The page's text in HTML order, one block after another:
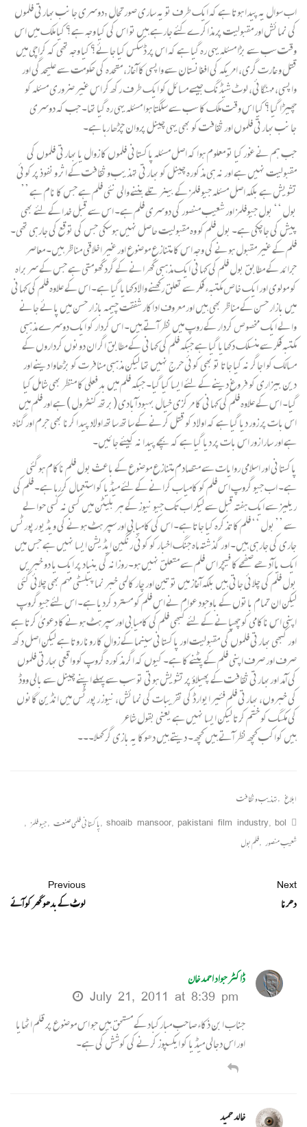
اب سوال یہ پیدا ہوتا ہے کہ ایک طرف تو یہ ساری صورتحال ,دوسری جانب بھارتی فلموں
کی نمائش اور مقبولیت پر مذاکرے کئے جارہے ہیں تو اس کی کیا وجہ ہے؟ کیا ملک میں اس
وقت سب سے بڑا مسئلہ یہی رہ گیا ہے کہ اس پر ڈسکس کیا جائے؟ کیا وجہ تھی کہ کراچی میں
قتل و غارت گری، امریکہ کی افغانستان سے واپسی کا آغاز، متحدہ کی حکومت سے علیحدگی اور
واپسی، مہنگائی، لوٹ شیڈنگ جیسے مسائل کو ایک طرف رکھ کر اس غیر ضروری مسئلہ کو
چھیڑا گیا؟ کیا اس وقت ملک کا سب سے سلگتا ہوا مسئلہ یہی رہ گیا تھا۔ جب کہ دوسری
جانب بھارتی فلموں اور ثقافت کو بھی یہی چینل پروان چڑھا رہا ہے۔
جب ہم نے غور کیا تو معلوم ہوا کہ اصل مسئلہ پاکستانی فلموں کا زوال یا بھارتی فلموں کی
مقبولیت نہیں ہے اور نہ ہی مذکورہ چینل کو بھارتی تہذیب و ثقافت کے اثر و نفوذ پر کوئی
تشویش ہے بلکہ اصل مسئلہ جیو فلمز کے بینر تلے بننے والی نئی فلم ہے جس کا نام ہے ’’
بول ‘‘ بول جیوفلمز اور شعیب منصور کی دوسری فلم ہے۔ اس سے قبل خدا کے لئے بھی
پیش کی جاچکی ہے۔ بول فلم کو وہ مقبولیت حاصل نہیں ہوسکی جس کی توقع کی جارہی تھی۔
فلم کے غیر مقبول ہونے کی وجہ اس کا متنازع موضوع اور غیر اخلاقی مناظر ہیں۔ معاصر
جرائد کے مطابق بول فلم کی کہانی ایک مذہبی گھرانے کے گرد گھومتی ہے جس کے سربراہ
کو مولوی اور ایک خاص مکتبہء فکر سے تعلق رکھنے والا دکھایا گیا ہے۔ اس کے علاوہ فلم کی کہانی
میں بازار حسن کے مناظر بھی ہیں اور معروف اداکار شفقت چیمہ بازار حسن میں پائے جانے
والے ایک مخصوص کردار کے روپ میں نظر آتے ہیں۔ اس کردار کو ایک دوسرے مذہبی
مکتبہ فکر سے منسلک دکھایا گیا ہے جبکہ فلم کی کہانی کے مطابق اگر ان دونوں کرداروں کے
مسالک کو اجاگر نہ کیا جاتا تو بھی کوئی حرج نہیں تھا لیکن مذہبی منافرت کو بڑھاوا دینے اور
دین بیزاری کو فروغ دینے کے لئے ایسا کیا گیا۔ جبکہ فلم میں بد فعلی کا منظر بھی شامل کیا
گیا۔ اس کے علاوہ فلم کی کہانی کا مرکزی خیال بہبود آبادی (برتھ کنٹرول ) ہے اور فلم میں
اس بات پر زور دیا گیا ہے کہ اولا د کو قتل کرنے کے ساتھ ساتھ اولاد پیدا کرنا بھی جرم اور گناہ
ہے اور سارا زور اس بات پر دیا گیا ہے کہ بچے پیدا نہ کیئے جائیں۔
پاکستانی اور اسلامی روایات سے متصادم متنازع موضوع کے باعث بول فلم ناکام ہوگئی
ہے۔ اب جیو گروپ اس فلم کو کامیاب کرانے کے لئے میڈیا کو استعمال کررہا ہے۔ فلم کی
ریلیز سے ایک ہفتہ قبل سے لیکر اب تک جیو نیوز کے ہر بلیٹن میں کسی نہ کسی حوالے
سے ’’بول ‘‘ فلم کا تذکرہ کیا جاتا ہے۔ اس کی کامیابی اور سپر ہٹ ہونے کی ویڈیو رپورٹس
جاری کی جارہی ہیں۔ اور گذشتہ ماہ جنگ اخبار کو کوئی رنگین ایڈیشن ایسا نہیں ہے جس میں
ایک یا آدھے صفحے کا فیچر اس فلم سے متعلق نہیں ہو۔ روزانہ کی بنیاد پر ایک یا دو خبریں
بول فلم کی چلائی جاتی ہیں بلکہ آغاز میں تو تین اور چار کالمی خبر نما پبلسٹی مہم بھی چلائی گئی
لیکن ان تمام باتوں کے باوجود عوام نے اس فلم کو مسترد کردیا ہے۔ اس لئے جیو گروپ
اپنی اس ناکامی کو چھپانے کے لئے کبھی فلم کی کامیابی اور سپرہٹ ہونے کا دعویٰ کرتا ہے
اور کبھی بھارتی فلموں کی مقبولیت اور پاکستانی سینما کے زوال کا رونا روتا ہے لیکن اصل دکھ
صرف اور صرف اپنی فلم کے پٹنے کا ہے۔ کیوں کہ اگر مذکورہ گروپ کو واقعی بھارتی فلموں
کی آمد اوربھارتی ثقافت کے پھیلاؤ پر تشویش ہوتی تو سب سے پہلے اپنے چینل سے بالی ووڈ
کی خبروں، بھارتی فلم فئیر ایوارڈ کی تقریبات کی نمائش، نیوز رپورٹس میں انڈین گانوں
کی مکسگ کو ختم کرتا لیکن ایسا نہیں ہے یعنی بقول شاعر
ہیں کواکب کچھ نظر آتے ہیں کچھ ۔ دیتے ہیں دھوکا یہ بازی گر کھلا۔۔۔
ابلاغ ,تہذیب و ثقافت
bol
,
pakistani film industry
,
shoaib mansoor
,پاکستانی فلمی صنعت ,جیو فلمز ,
شعیب منصور ,فلم بول
Previous
لوٹ کے بدھو گھر کو آئے
Next
دھرنا
ڈاکٹر جواد احمد خان
July 21, 2011 at 8:39 pm
جناب ابن ذکاء صاحب مبارکباد کے مستحق ہیں جو اس موضوع پر قلم اٹھایا
اور اس دجالی میڈیا کو ایکسپوز کرنے کی کوشش کی ہے۔
خالد حمید